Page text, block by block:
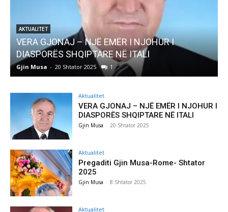
AKTUALITET
VERA GJONAJ – NJË EMËR I NJOHUR I
DIASPORËS SHQIPTARE NË ITALI
Gjin Musa - 20 Shtator 2025 1
Aktualitet
VERA GJONAJ – NJË EMËR I NJOHUR I
DIASPORËS SHQIPTARE NË ITALI
Gjin Musa - 20 Shtator 2025
Aktualitet
Pregaditi Gjin Musa-Rome- Shtator
2025
Gjin Musa - 8 Shtator 2025
Aktualitet